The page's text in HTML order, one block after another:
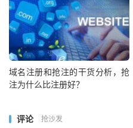
域名注册和抢注的干货分析，抢
注为什么比注册好？
评论 抢沙发